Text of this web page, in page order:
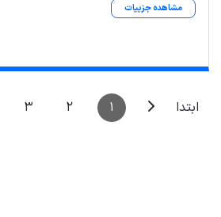
Leaflet | Map data © ariamarz.com
مشاهده جزییات
ابتدا 1
2
3